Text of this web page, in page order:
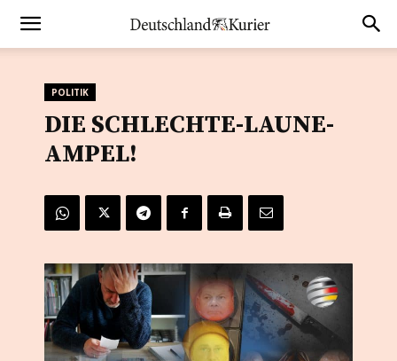
POLITIK
DIE SCHLECHTE-LAUNE-
AMPEL!